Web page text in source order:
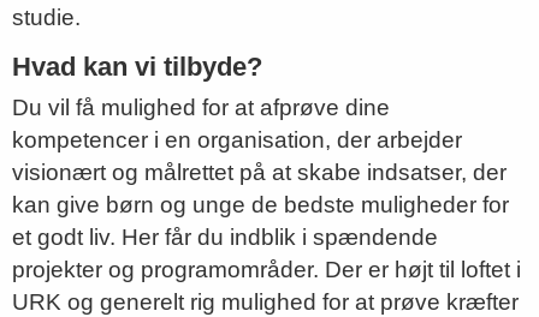
studie.
Hvad kan vi tilbyde?
Du vil få mulighed for at afprøve dine
kompetencer i en organisation, der arbejder
visionært og målrettet på at skabe indsatser, der
kan give børn og unge de bedste muligheder for
et godt liv. Her får du indblik i spændende
projekter og programområder. Der er højt til loftet i
URK og generelt rig mulighed for at prøve kræfter